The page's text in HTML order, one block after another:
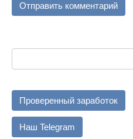
Проверенный заработок
Наш Telegram